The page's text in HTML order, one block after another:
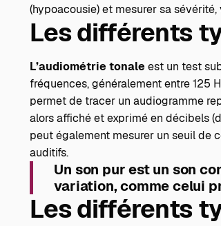
(hypoacousie) et mesurer sa
Les différents
L’audiométrie tonaleest un test
fréquences, généralement entre 125
permet de tracer un audiogramme
alors affiché et exprimé en décibels
peut également mesurer un seuil de
auditifs.
Un son pur est un son
variation, comme celui
Les différents